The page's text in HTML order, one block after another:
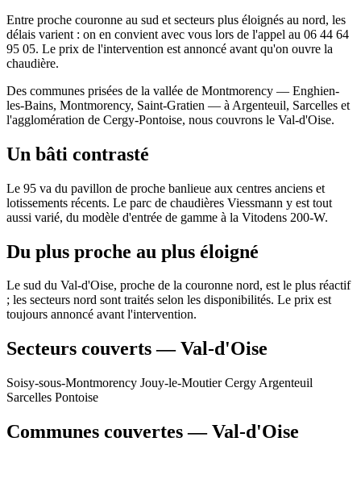
Entre proche couronne au sud et secteurs plus éloignés au nord, les
délais varient : on en convient avec vous lors de l'appel au 06 44 64
95 05. Le prix de l'intervention est annoncé avant qu'on ouvre la
chaudière.
Des communes prisées de la vallée de Montmorency — Enghien-
les-Bains, Montmorency, Saint-Gratien — à Argenteuil, Sarcelles et
l'agglomération de Cergy-Pontoise, nous couvrons le Val-d'Oise.
Un bâti contrasté
Le 95 va du pavillon de proche banlieue aux centres anciens et
lotissements récents. Le parc de chaudières Viessmann y est tout
aussi varié, du modèle d'entrée de gamme à la Vitodens 200-W.
Du plus proche au plus éloigné
Le sud du Val-d'Oise, proche de la couronne nord, est le plus réactif
; les secteurs nord sont traités selon les disponibilités. Le prix est
toujours annoncé avant l'intervention.
Secteurs couverts — Val-d'Oise
Soisy-sous-Montmorency Jouy-le-MoutierCergy Argenteuil
Sarcelles Pontoise
Communes couvertes — Val-d'Oise